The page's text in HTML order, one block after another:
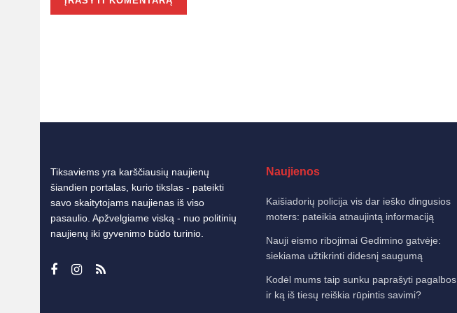
Tiksaviems yra karščiausių naujienų
šiandien portalas, kurio tikslas - pateikti
savo skaitytojams naujienas iš viso
pasaulio. Apžvelgiame viską - nuo politinių
naujienų iki gyvenimo būdo turinio.
Naujienos
Kaišiadorių policija vis dar ieško dingusios
moters: pateikia atnaujintą informaciją
Nauji eismo ribojimai Gedimino gatvėje:
siekiama užtikrinti didesnį saugumą
Kodėl mums taip sunku paprašyti pagalbos
ir ką iš tiesų reiškia rūpintis savimi?